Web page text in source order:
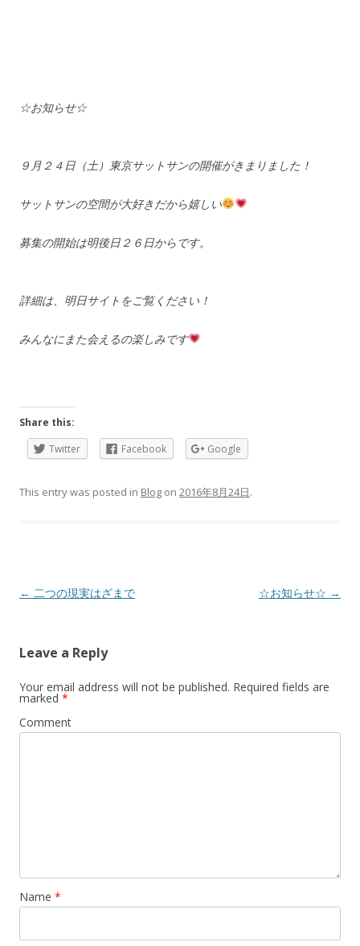
☆お知らせ☆
９月２４日（土）東京サットサンの開催がきまりました！
サットサンの空間が大好きだから嬉しい
募集の開始は明後日２６日からです。
詳細は、明日サイトをご覧ください！
みんなにまた会えるの楽しみです
Share this:
Twitter
Facebook Google
This entry was posted in Blog on 2016年8月24日.
Post
← 二つの現実はざまで ☆お知らせ☆ →
Leave a Reply
Your email address will not be published. Required fields are
marked *
Comment
Name *